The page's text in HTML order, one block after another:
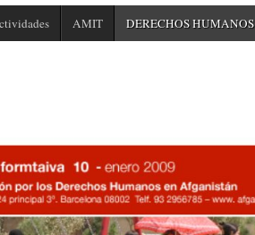
AMIT DERECHOS HUMANOS